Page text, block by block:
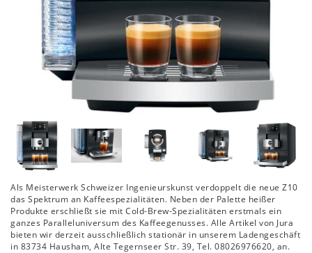
Als Meisterwerk Schweizer Ingenieurskunst verdoppelt die neue Z10
das Spektrum an Kaffeespezialitäten. Neben der Palette heißer
Produkte erschließt sie mit Cold-Brew-Spezialitäten erstmals ein
ganzes Paralleluniversum des Kaffeegenusses. Alle Artikel von Jura
bieten wir derzeit ausschließlich stationär in unserem Ladengeschäft
in 83734 Hausham, Alte Tegernseer Str. 39, Tel. 08026976620, an.